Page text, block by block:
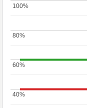
40%
40%
60%
60%
80%
80%
100%
100%